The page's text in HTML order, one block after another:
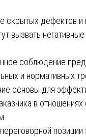
скрытых дефектов и
вызвать
соблюдение
и нормативных
основы для
в отношениях
позиции